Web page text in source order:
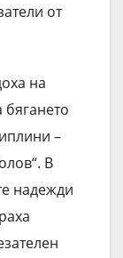
от
на
–
В
надежди